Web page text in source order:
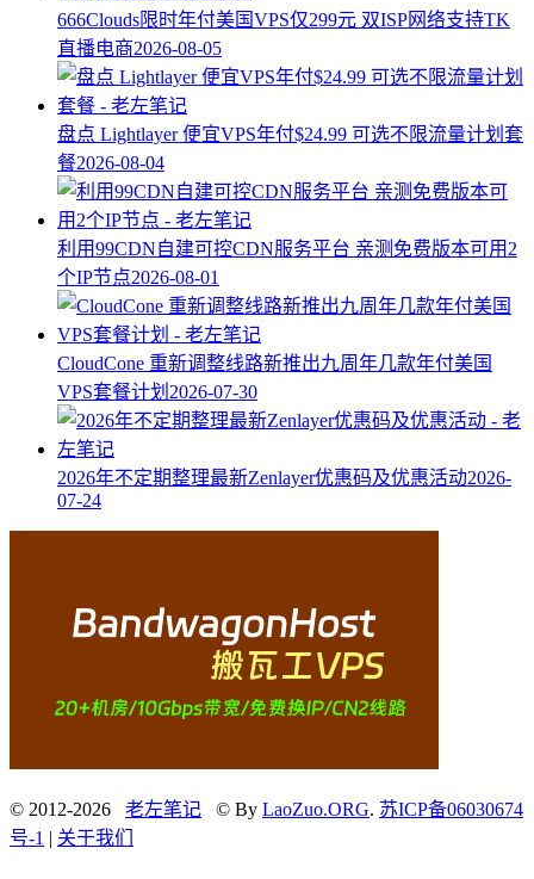
666Clouds限时年付美国VPS仅299元 双ISP网络支持TK
直播电商2026-08-05
盘点 Lightlayer 便宜VPS年付$24.99 可选不限流量计划套
餐2026-08-04
利用99CDN自建可控CDN服务平台 亲测免费版本可用2
个IP节点2026-08-01
CloudCone 重新调整线路新推出九周年几款年付美国
VPS套餐计划 2026-07-30
2026年不定期整理最新Zenlayer优惠码及优惠活动2026-
07-24
© 2012-2026 老左笔记 © By LaoZuo.ORG. 苏ICP备06030674
号-1 | 关于我们